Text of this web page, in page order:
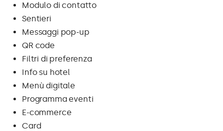
Modulo di contatto
Sentieri
Messaggi pop-up
QR code
Filtri di preferenza
Info su hotel
Menù digitale
Programma eventi
E-commerce
Card